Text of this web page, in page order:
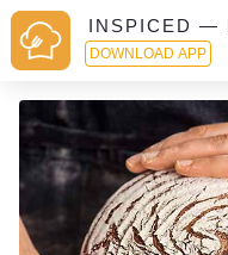
INSPICED —
DOWNLOAD APP